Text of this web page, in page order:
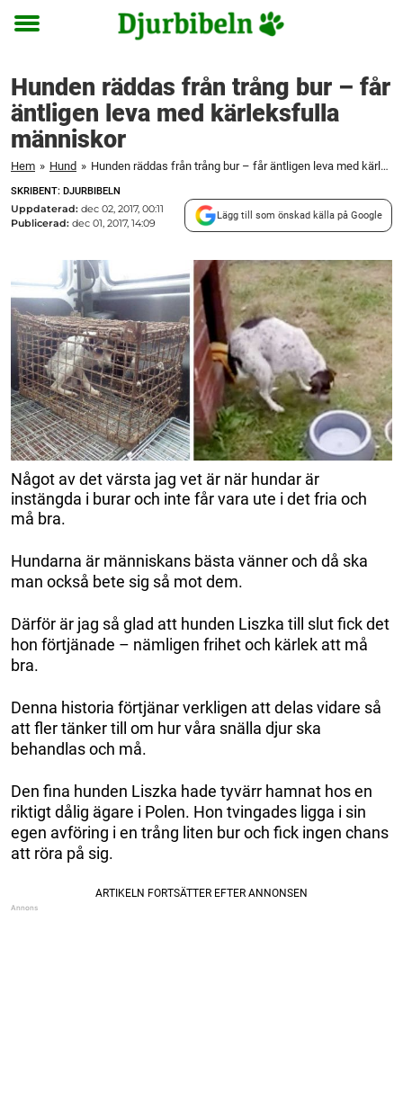
Toggle
Hunden räddas från trång bur – får
äntligen leva med kärleksfulla
människor
Hem » Hund » Hunden räddas från trång bur – får äntligen leva med kärleksfulla människor
SKRIBENT: DJURBIBELN
Uppdaterad: dec 02, 2017, 00:11
Publicerad: dec 01, 2017, 14:09
Lägg till som önskad källa på Google
Något av det värsta jag vet är när hundar är
instängda i burar och inte får vara ute i det fria och
må bra.
Hundarna är människans bästa vänner och då ska
man också bete sig så mot dem.
Därför är jag så glad att hunden Liszka till slut fick det
hon förtjänade – nämligen frihet och kärlek att må
bra.
Denna historia förtjänar verkligen att delas vidare så
att fler tänker till om hur våra snälla djur ska
behandlas och må.
Den fina hunden Liszka hade tyvärr hamnat hos en
riktigt dålig ägare i Polen. Hon tvingades ligga i sin
egen avföring i en trång liten bur och fick ingen chans
att röra på sig.